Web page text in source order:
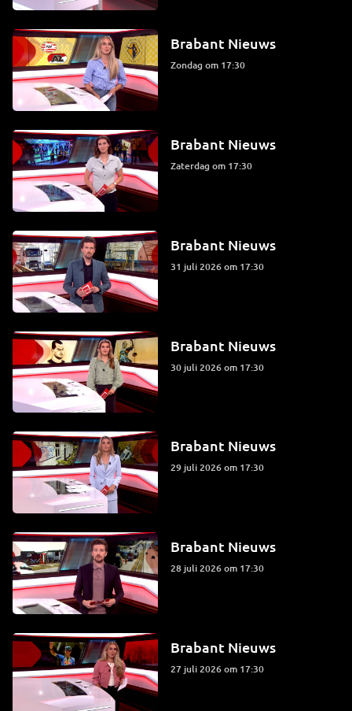
Brabant Nieuws
zondag om 17:30
Brabant Nieuws
zaterdag om 17:30
Brabant Nieuws
31 juli 2026 om 17:30
Brabant Nieuws
30 juli 2026 om 17:30
Brabant Nieuws
29 juli 2026 om 17:30
Brabant Nieuws
28 juli 2026 om 17:30
Brabant Nieuws
27 juli 2026 om 17:30